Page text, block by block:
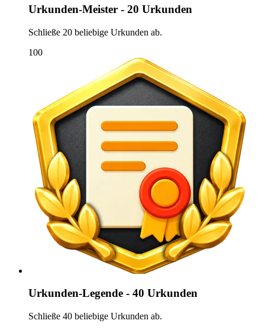
Urkunden-Meister - 20 Urkunden
Schließe 20 beliebige Urkunden ab.
100
Urkunden-Legende - 40 Urkunden
Schließe 40 beliebige Urkunden ab.